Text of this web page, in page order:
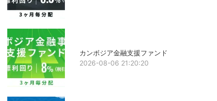
カンボジア金融支援ファンド
2026-08-06 21:20:20